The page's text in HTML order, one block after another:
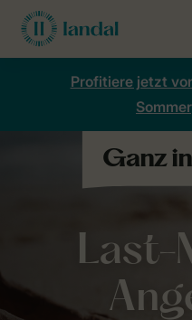
Profitiere jetzt
Last-